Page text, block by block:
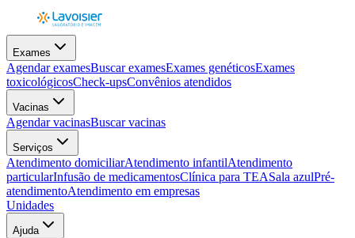
Exames
Agendar examesBuscar examesExames genéticosExames
toxicológicosCheck-upsConvênios atendidos
Vacinas
Agendar vacinasBuscar vacinas
Serviços
Atendimento domiciliarAtendimento infantilAtendimento
particularInfusão de medicamentosClínica para TEASala azulPré-
atendimentoAtendimento em empresas
Unidades
Ajuda